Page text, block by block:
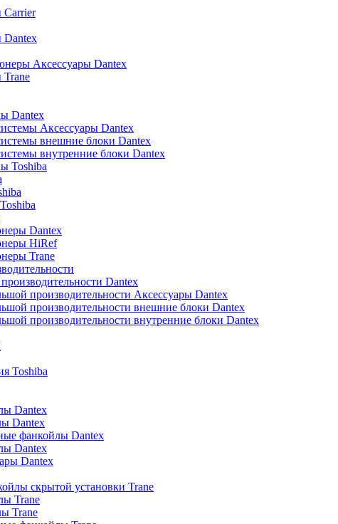
Аксессуары Dantex
Dantex
Аксессуары Dantex
внешние блоки Dantex
внутренние блоки Dantex
Toshiba
Dantex
HiRef
Trane
Dantex
производительности Аксессуары Dantex
производительности внешние блоки Dantex
производительности внутренние блоки Dantex
Toshiba
Dantex
Dantex
фанкойлы Dantex
Dantex
Dantex
скрытой установки Trane
Trane
Trane